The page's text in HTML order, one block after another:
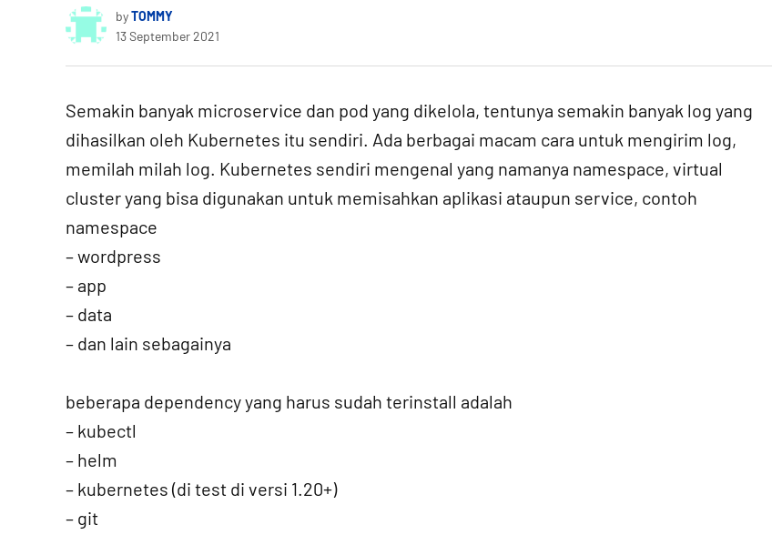
byTOMMY
13 September 2021
Semakin banyak microservice dan pod yang dikelola, tentunya semakin banyak log yang
dihasilkan oleh Kubernetes itu sendiri. Ada berbagai macam cara untuk mengirim log,
memilah milah log. Kubernetes sendiri mengenal yang namanya namespace, virtual
cluster yang bisa digunakan untuk memisahkan aplikasi ataupun service, contoh
namespace
– wordpress
– app
– data
– dan lain sebagainya
beberapa dependency yang harus sudah terinstall adalah
– kubectl
– helm
– kubernetes (di test di versi 1.20+)
– git